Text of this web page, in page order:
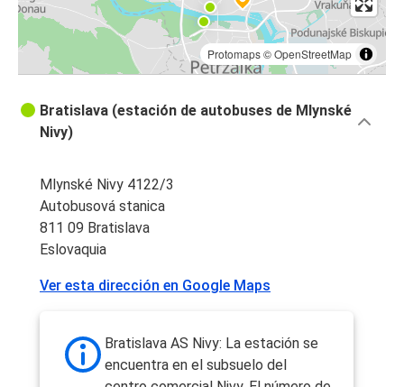
Protomaps©OpenStreetMap
Bratislava (estación de autobuses de Mlynské
Nivy)
Mlynské Nivy 4122/3
Autobusová stanica
811 09 Bratislava
Eslovaquia
Ver esta dirección en Google Maps
Bratislava AS Nivy: La estación se
encuentra en el subsuelo del